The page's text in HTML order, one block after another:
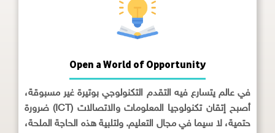
Open a World of Opportunity
في عالم يتسارع فيه التقدم التكنولوجي بوتيرة غير مسبوقة،
أصبح إتقان تكنولوجيا المعلومات والاتصالات (ICT) ضرورة
حتمية، لا سيما في مجال التعليم. ولتلبية هذه الحاجة الملحة،